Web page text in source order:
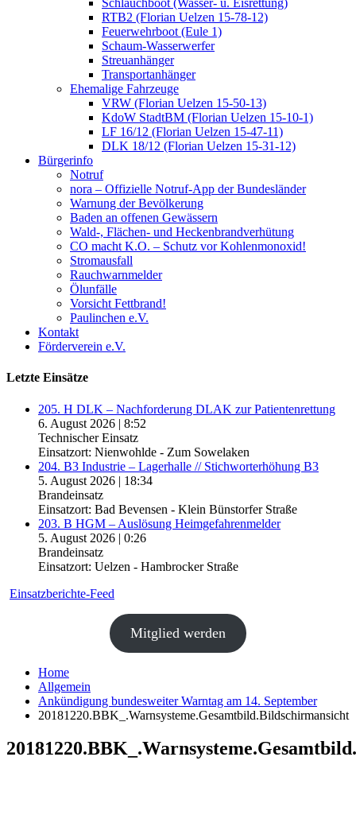
Schlauchboot (Wasser- u. Eisrettung)
RTB2 (Florian Uelzen 15-78-12)
Feuerwehrboot (Eule 1)
Schaum-Wasserwerfer
Streuanhänger
Transportanhänger
Ehemalige Fahrzeuge
VRW (Florian Uelzen 15-50-13)
KdoW StadtBM (Florian Uelzen 15-10-1)
LF 16/12 (Florian Uelzen 15-47-11)
DLK 18/12 (Florian Uelzen 15-31-12)
Bürgerinfo
Notruf
nora – Offizielle Notruf-App der Bundesländer
Warnung der Bevölkerung
Baden an offenen Gewässern
Wald-, Flächen- und Heckenbrandverhütung
CO macht K.O. – Schutz vor Kohlenmonoxid!
Stromausfall
Rauchwarnmelder
Ölunfälle
Vorsicht Fettbrand!
Paulinchen e.V.
Kontakt
Förderverein e.V.
Letzte Einsätze
205. H DLK – Nachforderung DLAK zur Patientenrettung
6. August 2026 | 8:52
Technischer Einsatz
Einsatzort: Nienwohlde - Zum Sowelaken
204. B3 Industrie – Lagerhalle // Stichworterhöhung B3
5. August 2026 | 18:34
Brandeinsatz
Einsatzort: Bad Bevensen - Klein Bünstorfer Straße
203. B HGM – Auslösung Heimgefahrenmelder
5. August 2026 | 0:26
Brandeinsatz
Einsatzort: Uelzen - Hambrocker Straße
Einsatzberichte-Feed
Mitglied werden
Home
Allgemein
Ankündigung bundesweiter Warntag am 14. September
20181220.BBK_.Warnsysteme.Gesamtbild.Bildschirmansicht